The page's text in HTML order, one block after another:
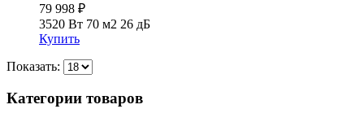
79 998 ₽
3520 Вт 70 м2 26 дБ
Купить
Показать:
Категории товаров